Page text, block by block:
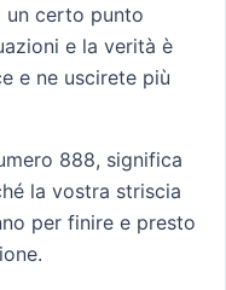
un certo punto
e la verità è
e ne uscirete più
888, significa
la vostra striscia
per finire e presto